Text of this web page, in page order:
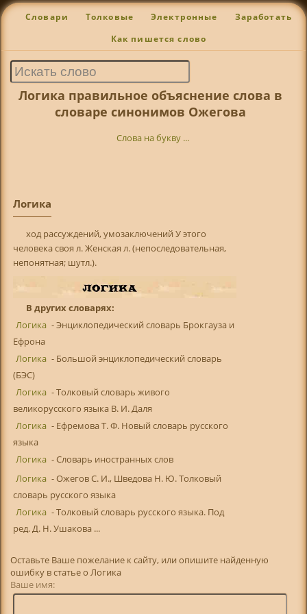
Словари Толковые Электронные Заработать
Как пишется слово
Логика правильное объяснение слова в
словаре синонимов Ожегова
Слова на букву ...
Логика
ход рассуждений, умозаключений У этого
человека своя л. Женская л. (непоследовательная,
непонятная; шутл.).
В других словарях:
Логика - Энциклопедический словарь Брокгауза и
Ефрона
Логика - Большой энциклопедический словарь
(БЭС)
Логика - Толковый словарь живого
великорусского языка В. И. Даля
Логика - Ефремова Т. Ф. Новый словарь русского
языка
Логика - Словарь иностранных слов
Логика - Ожегов С. И., Шведова Н. Ю. Толковый
словарь русского языка
Логика - Толковый словарь русского языка. Под
ред. Д. Н. Ушакова ...
Оставьте Ваше пожелание к сайту, или опишите найденную
ошибку в статье о Логика
Ваше имя: